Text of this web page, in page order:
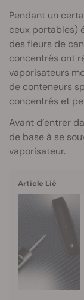
Pendant un
ceux portables)
des fleurs de
concentrés ont
vaporisateurs
de conteneurs
concentrés et
Avant d’entrer
de base à se
vaporisateur.
Article Lié